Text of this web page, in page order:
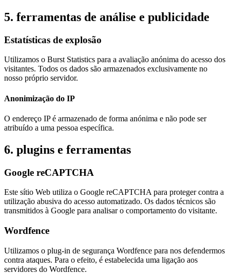
5. ferramentas de análise e publicidade
Estatísticas de explosão
Utilizamos o Burst Statistics para a avaliação anónima do acesso dos
visitantes. Todos os dados são armazenados exclusivamente no
nosso próprio servidor.
Anonimização do IP
O endereço IP é armazenado de forma anónima e não pode ser
atribuído a uma pessoa específica.
6. plugins e ferramentas
Google reCAPTCHA
Este sítio Web utiliza o Google reCAPTCHA para proteger contra a
utilização abusiva do acesso automatizado. Os dados técnicos são
transmitidos à Google para analisar o comportamento do visitante.
Wordfence
Utilizamos o plug-in de segurança Wordfence para nos defendermos
contra ataques. Para o efeito, é estabelecida uma ligação aos
servidores do Wordfence.